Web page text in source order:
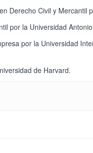
Derecho Civil y Mercantil
por la Universidad
por la Universidad
de Harvard.